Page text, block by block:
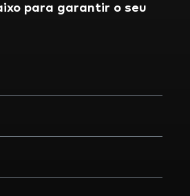
para garantir o seu